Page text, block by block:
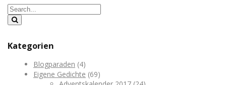
Kategorien
Blogparaden (4)
Eigene Gedichte (69)